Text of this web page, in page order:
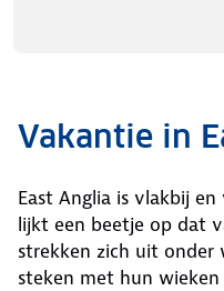
Vakantie in
East Anglia is vlakbij
lijkt een beetje op dat
strekken zich uit onder
steken met hun